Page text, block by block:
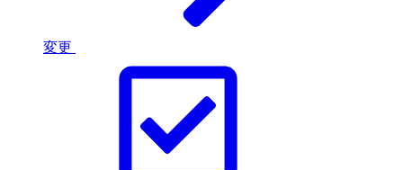
変更